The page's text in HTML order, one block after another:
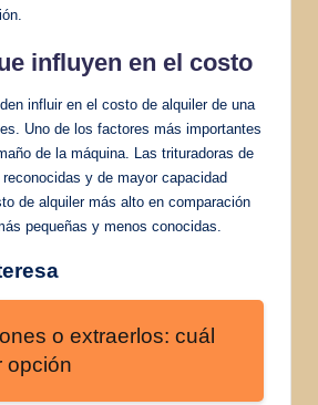
influyen en el costo
influir en el costo de alquiler de una
Uno de los factores más importantes
de la máquina. Las trituradoras de
y de mayor capacidad
de alquiler más alto en comparación
pequeñas y menos conocidas.
o extraerlos: cuál
opción